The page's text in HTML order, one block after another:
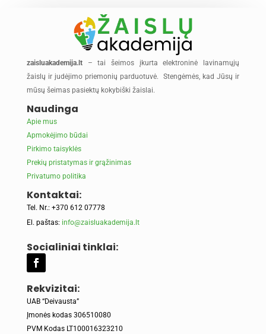
zaisluakademija.lt
– tai šeimos įkurta elektroninė lavinamųjų
žaislų ir judėjimo priemonių parduotuvė. Stengėmės, kad Jūsų ir
mūsų šeimas pasiektų kokybiški žaislai.
Naudinga
Apie mus
Apmokėjimo būdai
Pirkimo taisyklės
Prekių pristatymas ir grąžinimas
Privatumo politika
Kontaktai:
Tel. Nr.: +370 612 07778
El. paštas: info@zaisluakademija.lt
Socialiniai tinklai:
Rekvizitai:
UAB “Deivausta”
Įmonės kodas 306510080
PVM Kodas LT100016323210